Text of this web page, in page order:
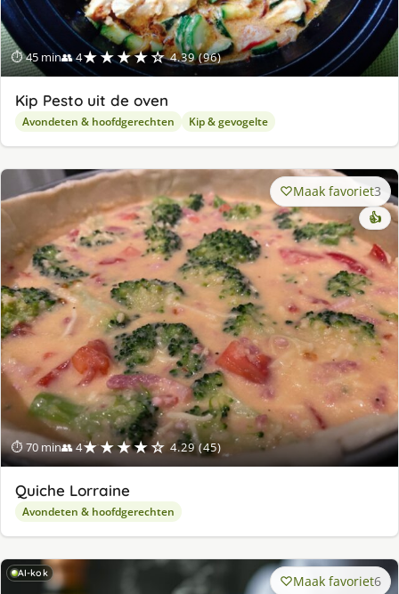
⏱ 45 min👥 4★★★★☆ 4.39 (96)
Kip Pesto uit de oven
Avondeten & hoofdgerechten Kip & gevogelte
⏱ 70 min👥 4★★★★☆ 4.29 (45)
Maak favoriet3
👍
Quiche Lorraine
Avondeten & hoofdgerechten
AI-kok Maak favoriet6